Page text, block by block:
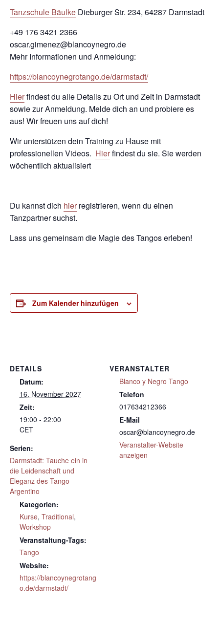
Tanzschule Bäulke Dieburger Str. 234, 64287 Darmstadt
+49 176 3421 2366
oscar.gimenez@blancoynegro.de
Mehr Informationen und Anmeldung:
https://blancoynegrotango.de/darmstadt/
Hierfindest du alle Details zu Ort und Zeit in Darmstadt
sowie zur Anmeldung. Melde dich an und probiere es
aus! Wir freuen uns auf dich!
Wir unterstützen dein Training zu Hause mit
professionellen Videos. Hierfindest du sie. Sie werden
wöchentlich aktualisiert
Du kannst dich hier registrieren, wenn du einen
Tanzpartner suchst.
Lass uns gemeinsam die Magie des Tangos erleben!
Zum Kalender hinzufügen
DETAILS
Datum:
16. November 2027
Zeit:
19:00 - 22:00
CET
Serien:
Darmstadt: Tauche ein in
die Leidenschaft und
Eleganz des Tango
Argentino
Kategorien:
Kurse, Traditional,
Workshop
Veranstaltung-Tags:
Tango
Website:
https://blancoynegrotang
o.de/darmstadt/
VERANSTALTER
Blanco y Negro Tango
Telefon
017634212366
E-Mail
oscar@blancoynegro.de
Veranstalter-Website
anzeigen